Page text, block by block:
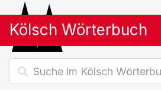
Kölsch Wörterbuch